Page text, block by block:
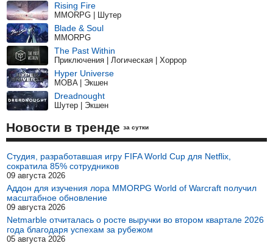
Rising Fire
MMORPG | Шутер
Blade & Soul
MMORPG
The Past Within
Приключения | Логическая | Хоррор
Hyper Universe
MOBA | Экшен
Dreadnought
Шутер | Экшен
Новости в тренде за сутки
Студия, разработавшая игру FIFA World Cup для Netflix,
сократила 85% сотрудников
09 августа 2026
Аддон для изучения лора MMORPG World of Warcraft получил
масштабное обновление
09 августа 2026
Netmarble отчиталась о росте выручки во втором квартале 2026
года благодаря успехам за рубежом
05 августа 2026